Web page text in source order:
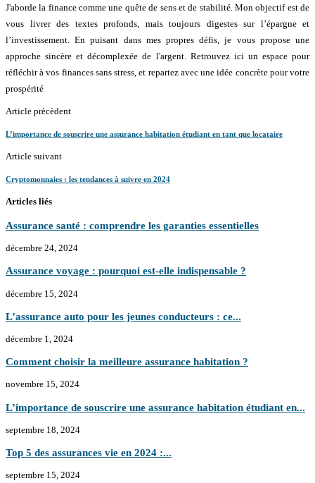
J'aborde la finance comme une quête de sens et de stabilité. Mon objectif est de
vous livrer des textes profonds, mais toujours digestes sur l’épargne et
l’investissement. En puisant dans mes propres défis, je vous propose une
approche sincère et décomplexée de l'argent. Retrouvez ici un espace pour
réfléchir à vos finances sans stress, et repartez avec une idée concrète pour votre
prospérité
Article prècèdent
L’importance de souscrire une assurance habitation étudiant en tant que locataire
Article suivant
Cryptomonnaies : les tendances à suivre en 2024
Articles liés
Assurance santé : comprendre les garanties essentielles
décembre 24, 2024
Assurance voyage : pourquoi est-elle indispensable ?
décembre 15, 2024
L’assurance auto pour les jeunes conducteurs : ce...
décembre 1, 2024
Comment choisir la meilleure assurance habitation ?
novembre 15, 2024
L’importance de souscrire une assurance habitation étudiant en...
septembre 18, 2024
Top 5 des assurances vie en 2024 :...
septembre 15, 2024